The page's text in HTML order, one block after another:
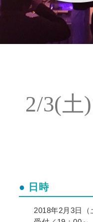
2/3(
日時
2018年2月3日（